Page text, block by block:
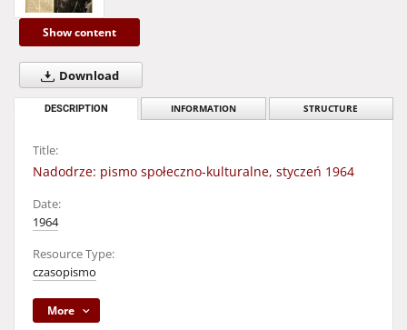
Show content
Download
DESCRIPTION INFORMATION STRUCTURE
Title:
Nadodrze: pismo społeczno-kulturalne, styczeń 1964
Date:
1964
Resource Type:
czasopismo
More